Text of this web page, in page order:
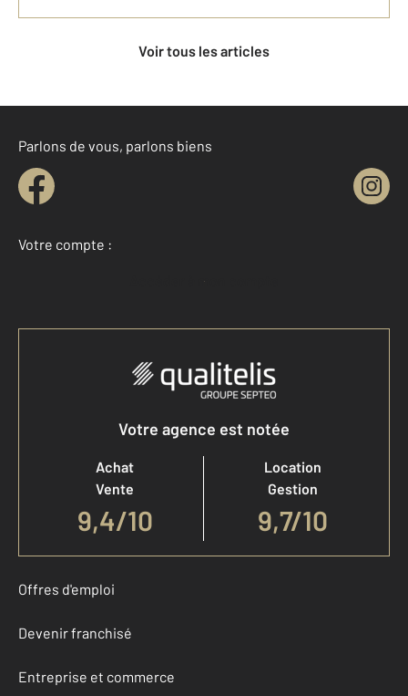
Voir tous les articles
Parlons de vous, parlons biens
Votre compte :
Accéder à mon compte
Votre agence est notée
Achat
Vente
9,4/10
Location
Gestion
9,7/10
Offres d'emploi
Devenir franchisé
Entreprise et commerce